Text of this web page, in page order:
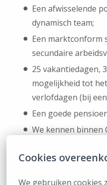
Cookies
We gebruiken cookies
Een afwisselende
dynamisch team;
Een marktconform
secundaire
25 vakantiedagen,
mogelijkheid tot
verlofdagen (bij
Een goede
We kennen binnen
huis). Je ontvangt
€2,45 voor de